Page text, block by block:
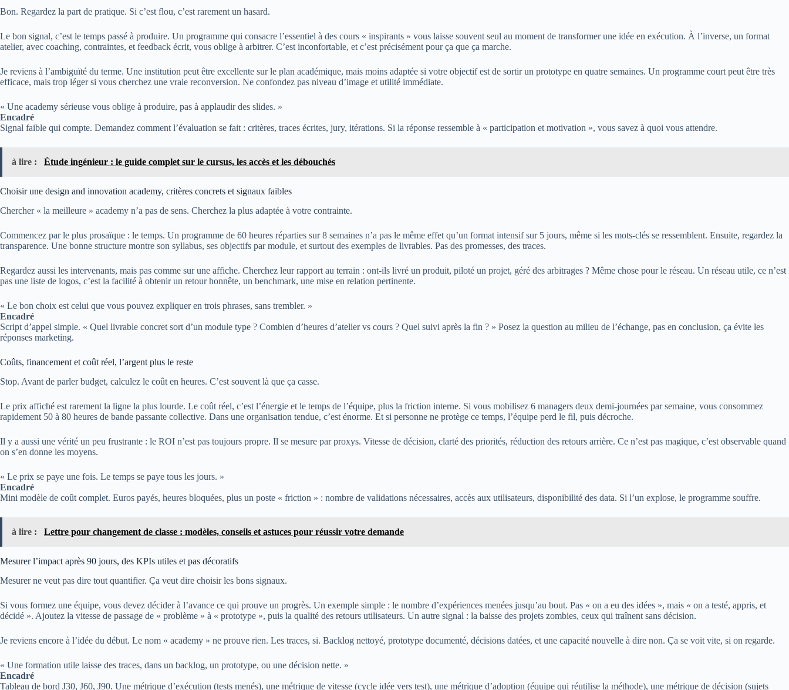
Bon. Regardez la part de pratique. Si c’est flou, c’est rarement un hasard.
Le bon signal, c’est le temps passé à produire. Un programme qui consacre l’essentiel à des cours « inspirants » vous laisse souvent seul au moment de transformer une idée en exécution. À l’inverse, un format
atelier, avec coaching, contraintes, et feedback écrit, vous oblige à arbitrer. C’est inconfortable, et c’est précisément pour ça que ça marche.
Je reviens à l’ambiguïté du terme. Une institution peut être excellente sur le plan académique, mais moins adaptée si votre objectif est de sortir un prototype en quatre semaines. Un programme court peut être très
efficace, mais trop léger si vous cherchez une vraie reconversion. Ne confondez pas niveau d’image et utilité immédiate.
« Une academy sérieuse vous oblige à produire, pas à applaudir des slides. »
Encadré
Signal faible qui compte. Demandez comment l’évaluation se fait : critères, traces écrites, jury, itérations. Si la réponse ressemble à « participation et motivation », vous savez à quoi vous attendre.
à lire : Étude ingénieur : le guide complet sur le cursus, les accès et les débouchés
Choisir une design and innovation academy, critères concrets et signaux faibles
Chercher « la meilleure » academy n’a pas de sens. Cherchez la plus adaptée à votre contrainte.
Commencez par le plus prosaïque : le temps. Un programme de 60 heures réparties sur 8 semaines n’a pas le même effet qu’un format intensif sur 5 jours, même si les mots-clés se ressemblent. Ensuite, regardez la
transparence. Une bonne structure montre son syllabus, ses objectifs par module, et surtout des exemples de livrables. Pas des promesses, des traces.
Regardez aussi les intervenants, mais pas comme sur une affiche. Cherchez leur rapport au terrain : ont-ils livré un produit, piloté un projet, géré des arbitrages ? Même chose pour le réseau. Un réseau utile, ce n’est
pas une liste de logos, c’est la facilité à obtenir un retour honnête, un benchmark, une mise en relation pertinente.
« Le bon choix est celui que vous pouvez expliquer en trois phrases, sans trembler. »
Encadré
Script d’appel simple. « Quel livrable concret sort d’un module type ? Combien d’heures d’atelier vs cours ? Quel suivi après la fin ? » Posez la question au milieu de l’échange, pas en conclusion, ça évite les
réponses marketing.
Coûts, financement et coût réel, l’argent plus le reste
Stop. Avant de parler budget, calculez le coût en heures. C’est souvent là que ça casse.
Le prix affiché est rarement la ligne la plus lourde. Le coût réel, c’est l’énergie et le temps de l’équipe, plus la friction interne. Si vous mobilisez 6 managers deux demi-journées par semaine, vous consommez
rapidement 50 à 80 heures de bande passante collective. Dans une organisation tendue, c’est énorme. Et si personne ne protège ce temps, l’équipe perd le fil, puis décroche.
Il y a aussi une vérité un peu frustrante : le ROI n’est pas toujours propre. Il se mesure par proxys. Vitesse de décision, clarté des priorités, réduction des retours arrière. Ce n’est pas magique, c’est observable quand
on s’en donne les moyens.
« Le prix se paye une fois. Le temps se paye tous les jours. »
Encadré
Mini modèle de coût complet. Euros payés, heures bloquées, plus un poste « friction » : nombre de validations nécessaires, accès aux utilisateurs, disponibilité des data. Si l’un explose, le programme souffre.
à lire : Lettre pour changement de classe : modèles, conseils et astuces pour réussir votre demande
Mesurer l’impact après 90 jours, des KPIs utiles et pas décoratifs
Mesurer ne veut pas dire tout quantifier. Ça veut dire choisir les bons signaux.
Si vous formez une équipe, vous devez décider à l’avance ce qui prouve un progrès. Un exemple simple : le nombre d’expériences menées jusqu’au bout. Pas « on a eu des idées », mais « on a testé, appris, et
décidé ». Ajoutez la vitesse de passage de « problème » à « prototype », puis la qualité des retours utilisateurs. Un autre signal : la baisse des projets zombies, ceux qui traînent sans décision.
Je reviens encore à l’idée du début. Le nom « academy » ne prouve rien. Les traces, si. Backlog nettoyé, prototype documenté, décisions datées, et une capacité nouvelle à dire non. Ça se voit vite, si on regarde.
« Une formation utile laisse des traces, dans un backlog, un prototype, ou une décision nette. »
Encadré
Tableau de bord J30, J60, J90. Une métrique d’exécution (tests menés), une métrique de vitesse (cycle idée vers test), une métrique d’adoption (équipe qui réutilise la méthode), une métrique de décision (sujets